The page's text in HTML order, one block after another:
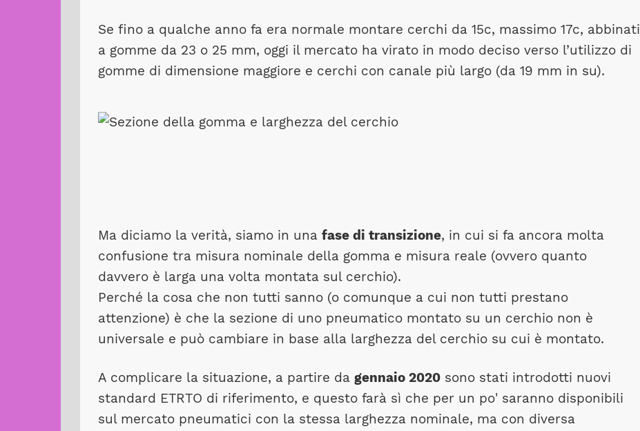
Se fino a qualche anno fa era normale montare cerchi da 15c, massimo 17c, abbinati
a gomme da 23 o 25 mm, oggi il mercato ha virato in modo deciso verso l’utilizzo di
gomme di dimensione maggiore e cerchi con canale più largo (da 19 mm in su).
Ma diciamo la verità, siamo in una fase di transizione, in cui si fa ancora molta
confusione tra misura nominale della gomma e misura reale (ovvero quanto
davvero è larga una volta montata sul cerchio).
Perché la cosa che non tutti sanno (o comunque a cui non tutti prestano
attenzione) è che la sezione di uno pneumatico montato su un cerchio non è
universale e può cambiare in base alla larghezza del cerchio su cui è montato.
A complicare la situazione, a partire da gennaio 2020 sono stati introdotti nuovi
standard ETRTO di riferimento, e questo farà sì che per un po' saranno disponibili
sul mercato pneumatici con la stessa larghezza nominale, ma con diversa